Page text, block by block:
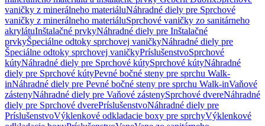
vaničky z minerálneho materiáluNáhradné diely pre Sprchové
vaničky z minerálneho materiáluSprchové vaničky zo sanitárneho
akrylátuInštalačné prvkyNáhradné diely pre Inštalačné
prvkyŠpeciálne odtoky sprchovej vaničkyNáhradné diely pre
Špeciálne odtoky sprchovej vaničkyPríslušenstvoSprchové
kútyNáhradné diely pre Sprchové kútySprchové kútyNáhradné
diely pre Sprchové kútyPevné bočné steny pre sprchu Walk-
inNáhradné diely pre Pevné bočné steny pre sprchu Walk-inVaňové
zástenyNáhradné diely pre Vaňové zástenySprchové dvereNáhradné
diely pre Sprchové dverePríslušenstvoNáhradné diely pre
PríslušenstvoVýklenkové odkladacie boxy pre sprchyVýklenkové